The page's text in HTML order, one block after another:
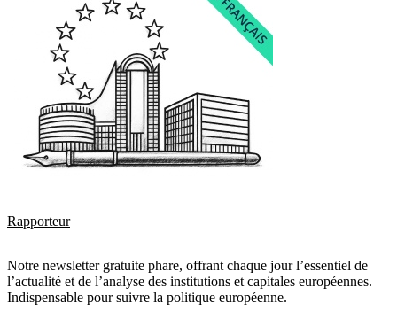
Rapporteur
Notre newsletter gratuite phare, offrant chaque jour l’essentiel de
l’actualité et de l’analyse des institutions et capitales européennes.
Indispensable pour suivre la politique européenne.